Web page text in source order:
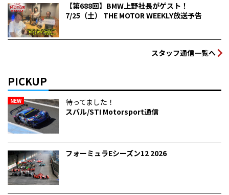
【第688回】BMW上野社長がゲスト！
7/25（土） THE MOTOR WEEKLY放送予告
スタッフ通信一覧へ
PICKUP
NEW
待ってました！
スバル/STI Motorsport通信
フォーミュラEシーズン12 2026